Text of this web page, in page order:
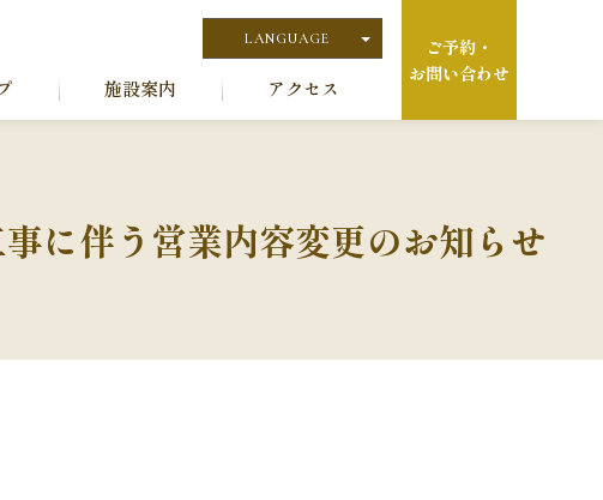
施設案内 アクセス
LANGUAGE
English
ご予約・
お問い合わせ
に伴う営業内容変更のお知らせ